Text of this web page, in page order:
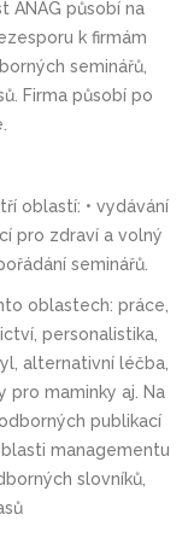
ANAG působí na
k firmám
seminářů,
Firma působí po
oblastí: • vydávání
pro zdraví a volný
seminářů.
oblastech: práce,
personalistika,
alternativní léčba,
pro maminky aj. Na
publikací
managementu
slovníků,